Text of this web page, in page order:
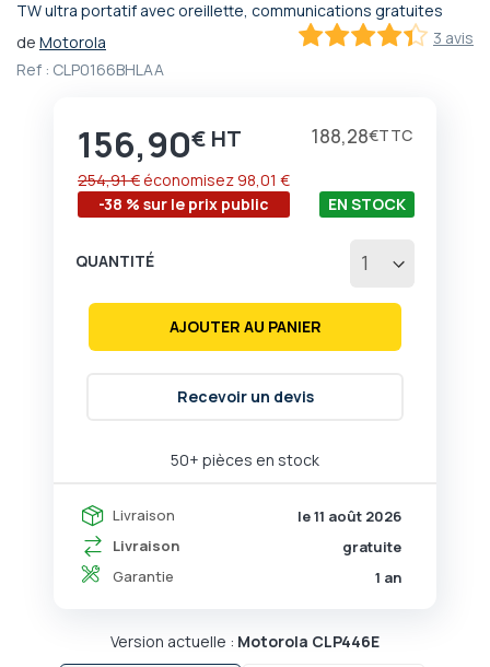
TW ultra portatif avec oreillette, communications gratuites
3 avis
de Motorola
Ref : CLP0166BHLAA
Prix
156,90€ 188,28€
-38 % sur le prix public
254,91 € économisez 98,01 €
50+ pièces en stock
EN STOCK
Livraison
le 11 août 2026
Livraison
gratuite
Garantie
1 an
QUANTITÉ
AJOUTER AU PANIER
Recevoir un devis
Version actuelle : Motorola CLP446E
Passer
au
début